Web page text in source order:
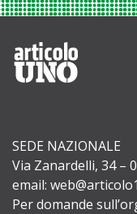
SEDE NAZIONALE
Via Zanardelli, 34 –
email:
Per domande